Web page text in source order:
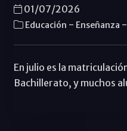
01/07/2026
Educación - Enseñanza -
En julio es la
Bachillerato, y muchos